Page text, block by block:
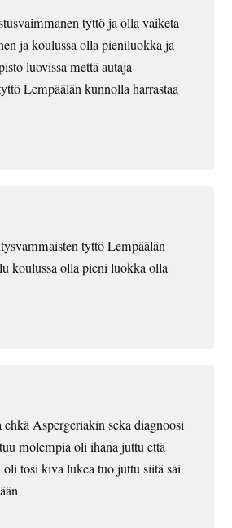
tyttö ja olla vaiketa
ja koulussa olla pieniluokka ja
luovissa mettä autaja
Lempäälän kunnolla harrastaa
tyttö Lempäälän
koulussa olla pieni luokka olla
Aspergeriakin seka diagnoosi
molempia oli ihana juttu että
oli tosi kiva lukea tuo juttu siitä sai